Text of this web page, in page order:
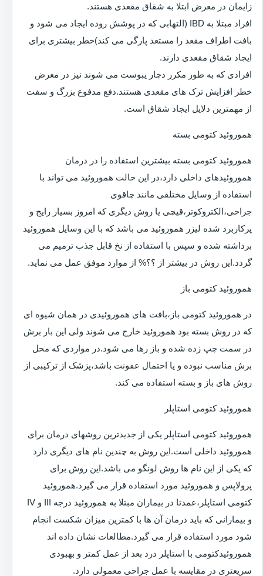
زایمان در معرض ابتلا به شقاق مقعدی هستند.
افراد مبتلا به IBD (التهابی که در پوشش روده ایجاد می شود و
بافت اطراف مقعد را مستعد پارگی می کند)خطر بیشتری برای
ایجاد شقاق مقعدی دارند.
افرادی که به طور مکرر دچار یبوست می شوند نیز در معرض
خطر افزایش ترک های مقعدی هستند.دفع مدفوع بزرگ و سفت
از مهمترین دلایل ایجاد شقاق است.
هموروئید کتومی بسته
هموروئید کتومی بسته بیشترین استفاده را در درمان
هموروئیدهای داخلی دارد،در این حالت هموروئید می تواند با
استفاده از وسایل مختلفی مانند چاقوی
جراحی،الکتروکوتر،قیچی یا روش دیگری که امروز بسیار رایج و
پرکاربرد شده لیزر هموروئید می باشد که با این وسایل هموروئید
برداشته شده و سپس با استفاده از نخ قابل جذب ترمیم می
گردد.این روش در بیشتر از ؟؟% از موارد موفق عمل می نماید.
هموروئید کتومی باز
در هموروئید کتومی باز،بافت های هموروئیدی در همان شیوه ای
که در روش بسته بود هموروئید خارج می شوند ولی این بار برش
در سمت چپ زده شده و باز رها می شود.در مواردی که محل
برش مناسب نبوده و یا احتمال عفونت باشد،پزشک از ترکیبی از
روش های باز و بسته استفاده می کند.
هموروئید کتومی استاپلر
هموروئید کتومی استاپلر یکی از جدیدترین روشهای درمان برای
هموروئید داخلی است.این روش به چندین نام های دیگری دارد
که یکی از این نام ها روش لونگو می باشد.این روش برای
پرولاپس و هموروئید مورد استفاده قرار می گیرد.هموروئید
کتومی استاپلر،عمدتا در بیماران مبتلا به هموروئید درجه III و IV
و بیمارانی که باید درمان آن ها با کمترین میزان شکست انجام
شود مورد استفاده قرار می گیرد.مطالعات نشان داده اند
هموروئیدکتومی با استاپلر درد بعد از عمل کمتر و بهبودی
سریعتری در مقایسه با عمل جراحی معمولی دارد.